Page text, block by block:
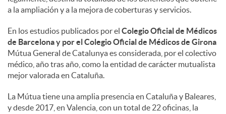
a la ampliación y a la mejora de coberturas y servicios.
En los estudios publicados por el Colegio Oficial de Médicos
de Barcelona y por el Colegio Oficial de Médicos de Girona
Mútua General de Catalunya es considerada, por el colectivo
médico, año tras año, como la entidad de carácter mutualista
mejor valorada en Cataluña.
La Mútua tiene una amplia presencia en Cataluña y Baleares,
y desde 2017, en Valencia, con un total de 22 oficinas, la